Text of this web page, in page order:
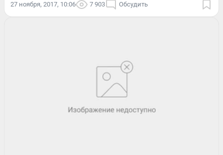
27 ноября, 2017, 10:06 7 903 Обсудить